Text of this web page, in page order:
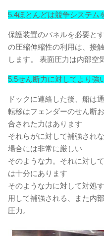
5.4ほとんどは競争システム
保護装置のパネルを必要と
の圧縮伸縮性の利用は、接
します。 表面圧力は内部空
5.5せん断力に対してより強
ドックに連絡した後、船は
転移はフェンダーのせん断
合された力はあります
それらがに対して補強され
場合には非常に厳しい
そのような力。それに対し
は十分にあります
そのような力に対して対処
用して補強される、また内部
圧力。